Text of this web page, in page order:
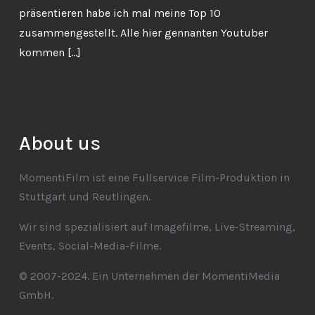
präsentieren habe ich mal meine Top 10
zusammengestellt. Alle hier gennanten Youtuber
kommen […]
About us
MomentiFilm ist eine Fullservice Film-Produktion in
Stuttgart und Reutlingen.
Wir sind spezialisiert auf Imagefilme, Live-Streaming,
Events, Social-Media-Filme.
© 2007-2024. Ein Unternehmen der MomentiMedia
GmbH.